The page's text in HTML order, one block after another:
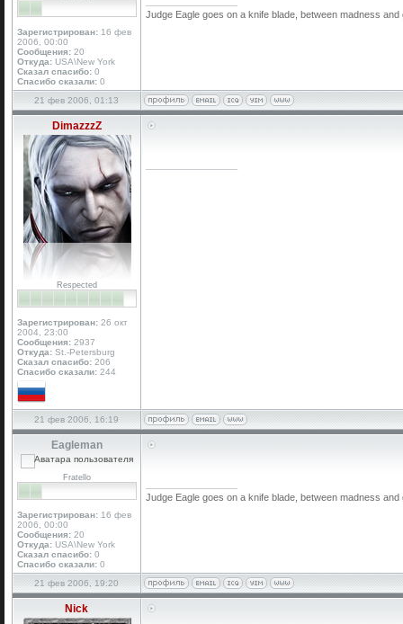
Зарегистрирован: 16 фев
2006, 00:00
Сообщения: 20
Откуда: USA\New York
Сказал спасибо: 0
Спасибо сказали: 0
Judge Eagle goes on a knife blade, between madness
21 фев 2006, 01:13
DimazzzZ
Respected
Зарегистрирован: 26 окт
2004, 23:00
Сообщения: 2937
Откуда: St.-Petersburg
Сказал спасибо: 206
Спасибо сказали: 244
21 фев 2006, 16:19
Eagleman
Fratello
Зарегистрирован: 16 фев
2006, 00:00
Сообщения: 20
Откуда: USA\New York
Сказал спасибо: 0
Спасибо сказали: 0
Judge Eagle goes on a knife blade, between madness
21 фев 2006, 19:20
Nick